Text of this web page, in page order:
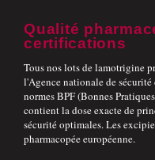
Qualité
certifications
Tous nos lots de lamotrigine
l'Agence nationale de
normes BPF (Bonnes
contient la dose exacte de
sécurité optimales. Les
pharmacopée européenne.